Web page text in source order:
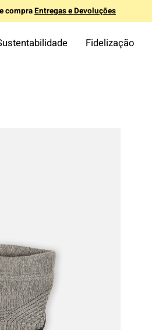
compraEntregas e Devoluções
Fidelização